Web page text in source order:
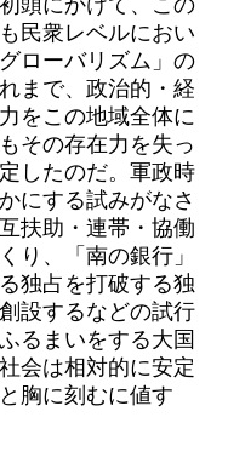
頭にかけて、この
民衆レベルにおい
ローバリズム」の
まで、政治的・経
をこの地域全体に
その存在力を失っ
したのだ。軍政時
にする試みがなさ
扶助・連帯・協働
り、「南の銀行」
独占を打破する独
設するなどの試行
るまいをする大国
会は相対的に安定
胸に刻むに値す